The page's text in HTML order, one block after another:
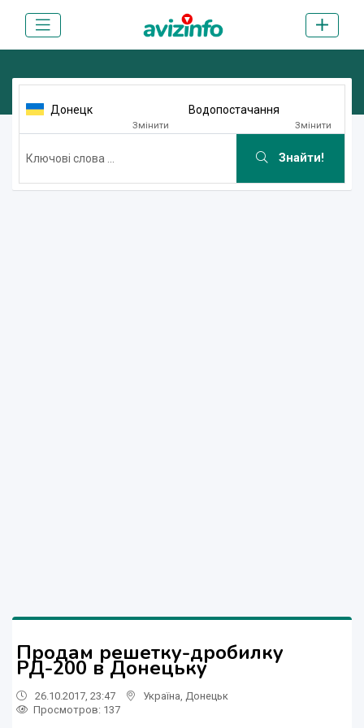
Донецк
Змінити
Водопостачання
Змінити
Знайти!
Продам решетку-дробилку
РД-200 в Донецьку
26.10.2017, 23:47 Україна Донецьк
Просмотров: 137